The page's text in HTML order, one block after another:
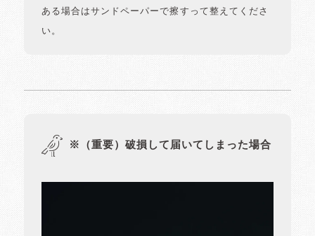
ある場合はサンドペーパーで擦すって整えてくださ
い。
※（重要）破損して届いてしまった場合